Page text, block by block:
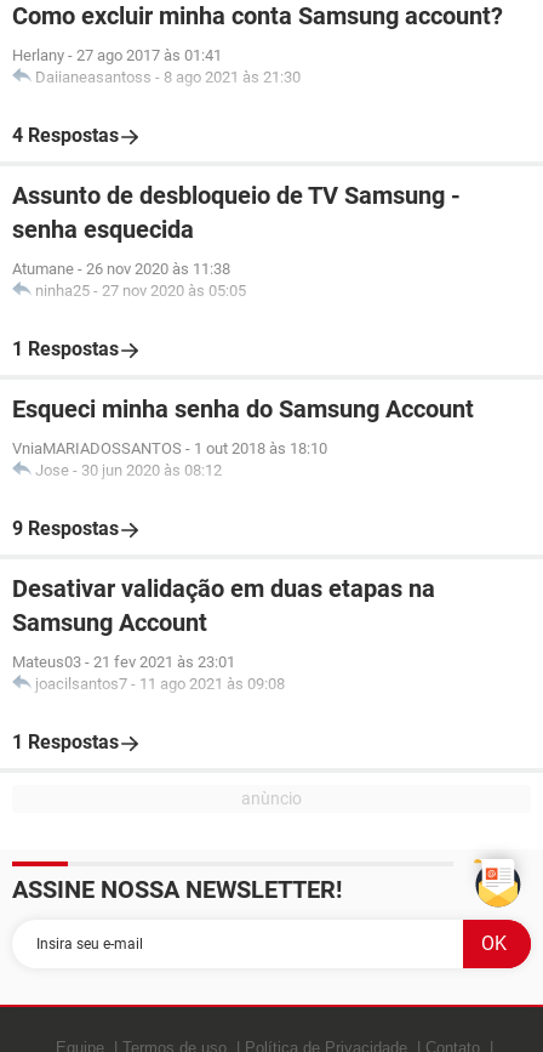
Como excluir minha conta Samsung account?
Herlany - 27 ago 2017 às 01:41
Daiianeasantoss - 8 ago 2021 às 21:30
4 Respostas
Assunto de desbloqueio de TV Samsung -
senha esquecida
Atumane - 26 nov 2020 às 11:38
ninha25 - 27 nov 2020 às 05:05
1 Respostas
Esqueci minha senha do Samsung Account
VniaMARIADOSSANTOS - 1 out 2018 às 18:10
Jose - 30 jun 2020 às 08:12
9 Respostas
Desativar validação em duas etapas na
Samsung Account
Mateus03 - 21 fev 2021 às 23:01
joacilsantos7 - 11 ago 2021 às 09:08
1 Respostas
ASSINE NOSSA NEWSLETTER!
Equipe Termos de uso Política de Privacidade Contato